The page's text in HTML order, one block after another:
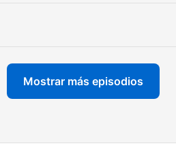
Mostrar más episodios